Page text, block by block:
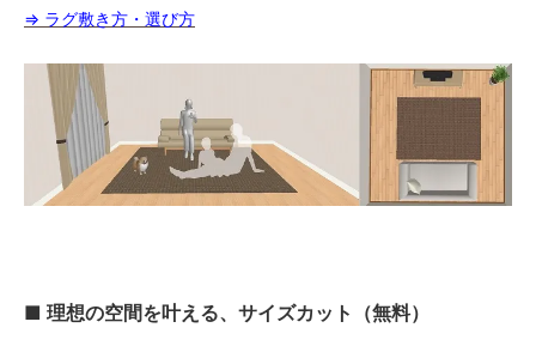
⇒ ラグ敷き方・選び方
■ 理想の空間を叶える、サイズカット（無料）